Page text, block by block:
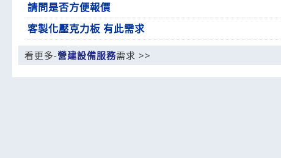
請問是否方便報價
客製化壓克力板 有此需求
看更多-營建設備服務需求 >>